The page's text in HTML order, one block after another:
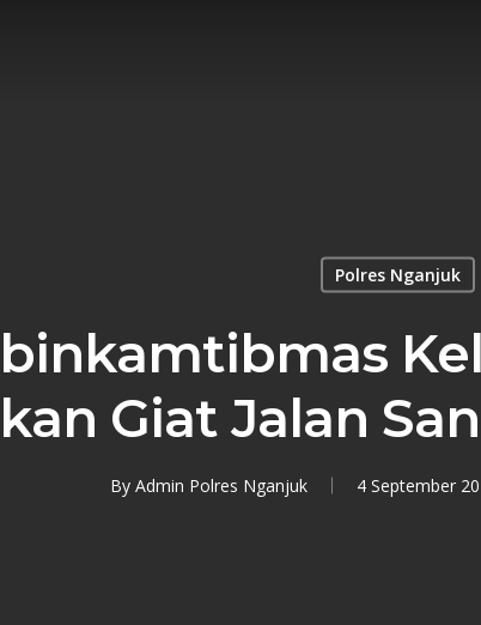
Polres Nganjuk
Giat Jalan
By Admin Polres Nganjuk 4 September